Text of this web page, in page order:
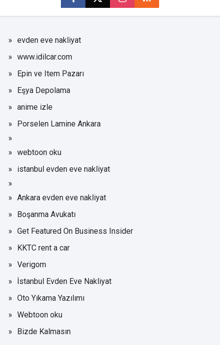
evden eve nakliyat
www.idilcar.com
Epin ve Item Pazarı
Eşya Depolama
anime izle
Porselen Lamine Ankara
webtoon oku
istanbul evden eve nakliyat
Ankara evden eve nakliyat
Boşanma Avukatı
Get Featured On Business Insider
KKTC rent a car
Verigom
İstanbul Evden Eve Nakliyat
Oto Yıkama Yazılımı
Webtoon oku
Bizde Kalmasın